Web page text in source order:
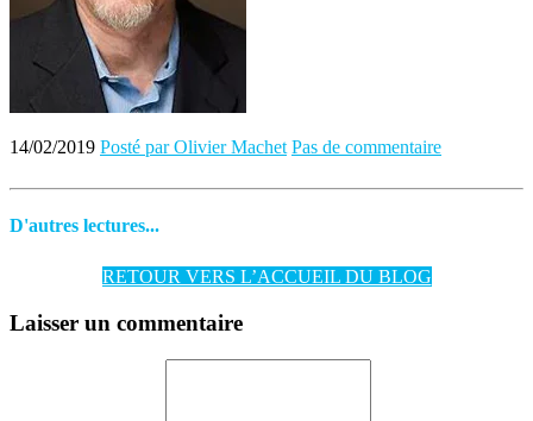
14/02/2019 Posté par Olivier Machet Pas de commentaire
D'autres lectures...
RETOUR VERS L’ACCUEIL DU BLOG
Laisser un commentaire